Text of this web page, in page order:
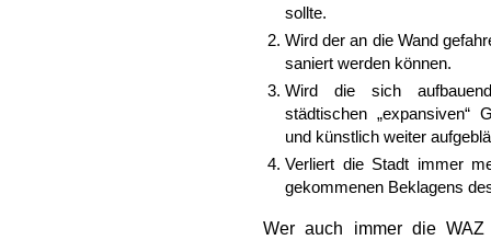
sollte.
Wird der an die Wand
saniert werden können.
Wird die sich
städtischen „expansiven“
und künstlich weiter
Verliert die Stadt immer
gekommenen Beklagens
Wer auch immer die